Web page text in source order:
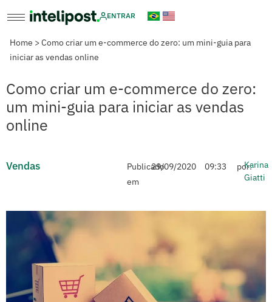
ENTRAR
Home > Como criar um e-commerce do zero: um mini-guia para
iniciar as vendas online
Como criar um e-commerce do zero:
um mini-guia para iniciar as vendas
online
Vendas
Publicado
em
29/09/2020 09:33 por:Karina
Giatti